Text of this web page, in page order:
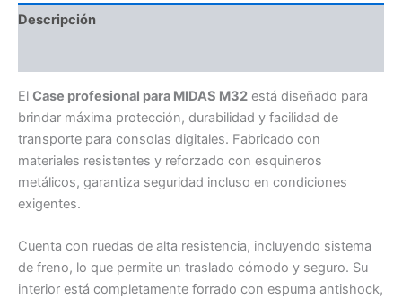
Descripción
El Case profesional para MIDAS M32 está diseñado para
brindar máxima protección, durabilidad y facilidad de
transporte para consolas digitales. Fabricado con
materiales resistentes y reforzado con esquineros
metálicos, garantiza seguridad incluso en condiciones
exigentes.
Cuenta con ruedas de alta resistencia, incluyendo sistema
de freno, lo que permite un traslado cómodo y seguro. Su
interior está completamente forrado con espuma antishock,